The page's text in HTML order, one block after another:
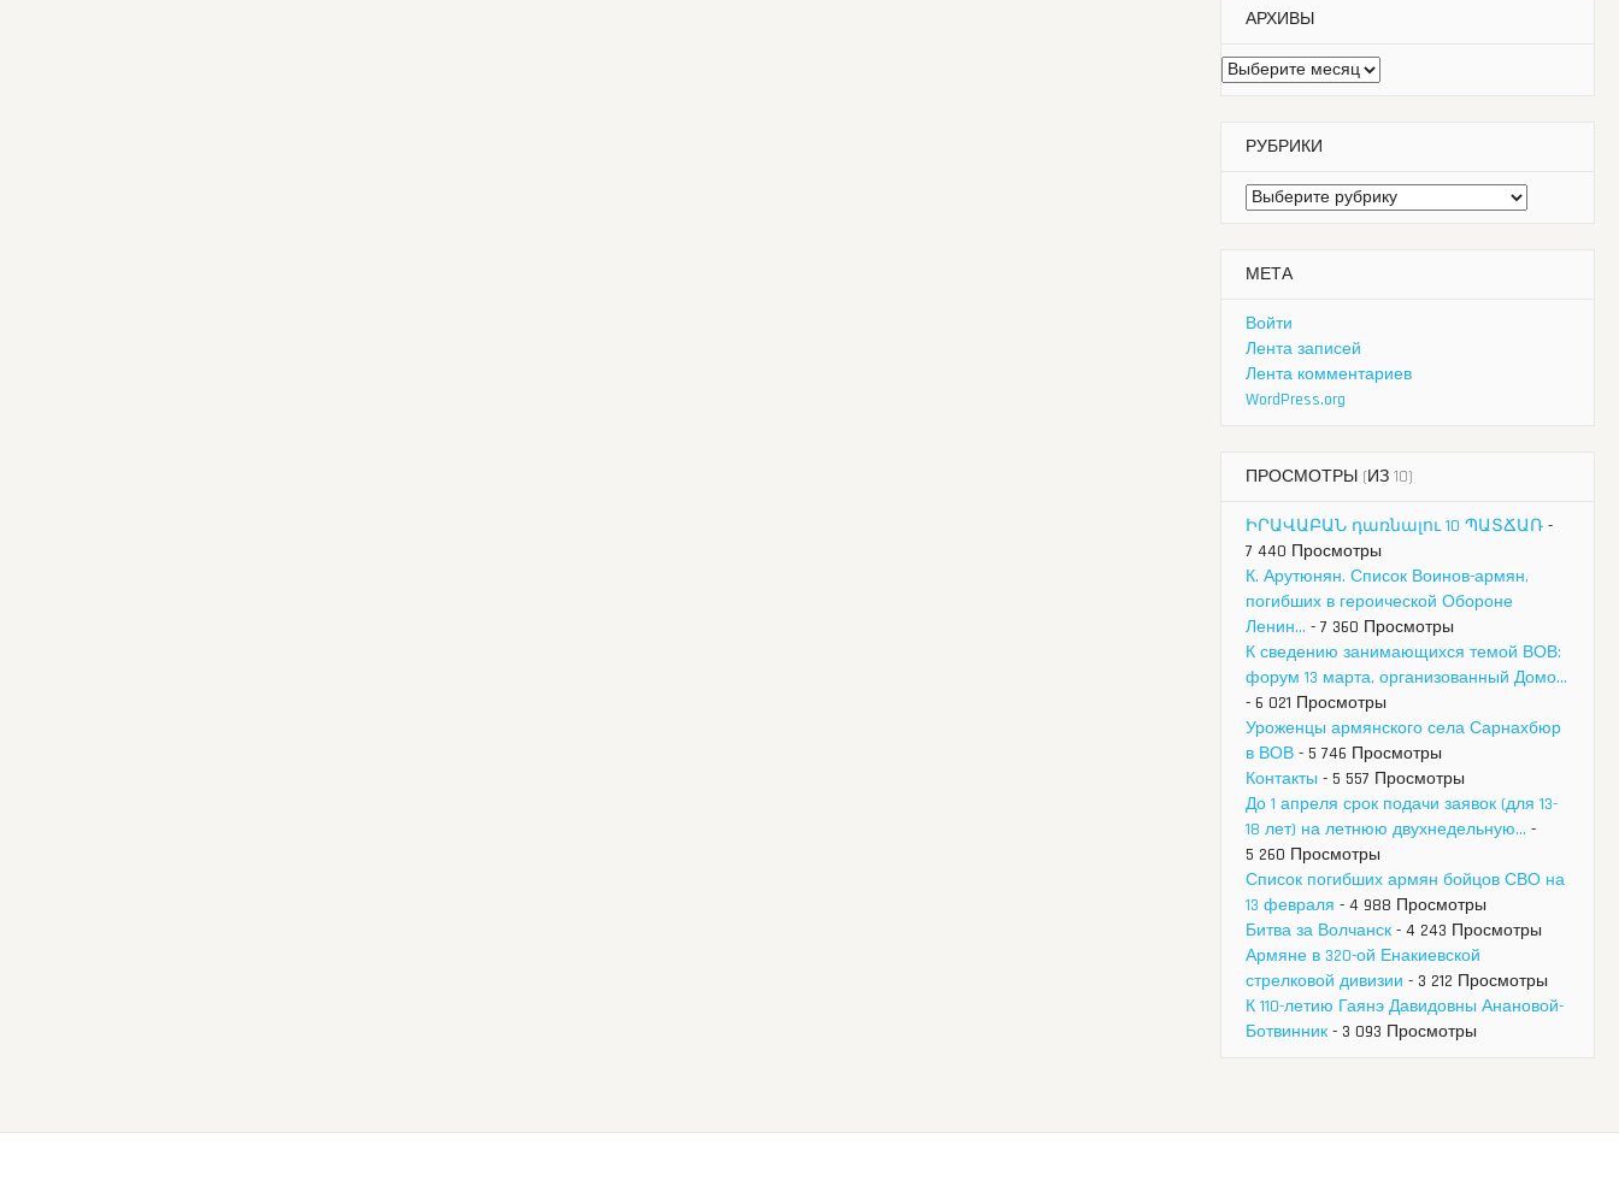
АРХИВЫ
Архивы
РУБРИКИ
Рубрики
МЕТА
Войти
Лента записей
Лента комментариев
WordPress.org
ПРОСМОТРЫ (ИЗ 10)
ԻՐԱՎԱԲԱՆ դառնալու 10 ՊԱՏՃԱՌ -
7 440 Просмотры
К. Арутюнян. Список Воинов-армян,
погибших в героической Обороне
Ленин... - 7 360 Просмотры
К сведению занимающихся темой ВОВ:
форум 13 марта, организованный Домо...
- 6 021 Просмотры
Уроженцы армянского села Сарнахбюр
в ВОВ - 5 746 Просмотры
Контакты - 5 557 Просмотры
До 1 апреля срок подачи заявок (для 13-
18 лет) на летнюю двухнедельную... -
5 260 Просмотры
Список погибших армян бойцов СВО на
13 февраля - 4 988 Просмотры
Битва за Волчанск - 4 243 Просмотры
Армяне в 320-ой Енакиевской
стрелковой дивизии - 3 212 Просмотры
К 110-летию Гаянэ Давидовны Анановой-
Ботвинник - 3 093 Просмотры